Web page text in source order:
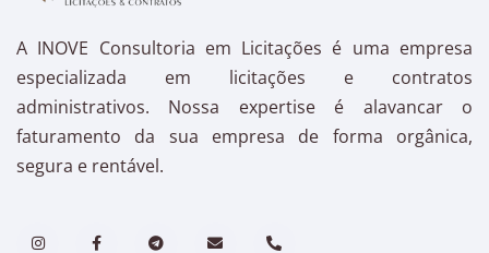
A INOVE Consultoria em Licitações é uma empresa
especializada em licitações e contratos
administrativos. Nossa expertise é alavancar o
faturamento da sua empresa de forma orgânica,
segura e rentável.